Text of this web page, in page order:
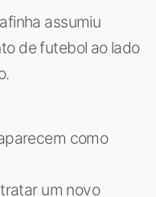
assumiu
de futebol ao lado
como
um novo